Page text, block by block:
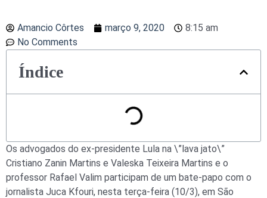
Amancio Côrtes março 9, 2020
8:15 am
No Comments
Índice
Os advogados do ex-presidente Lula na \”lava jato\”
Cristiano Zanin Martins e Valeska Teixeira Martins e o
professor Rafael Valim participam de um bate-papo com o
jornalista Juca Kfouri, nesta terça-feira (10/3), em São